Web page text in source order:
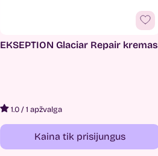
EKSEPTION Glaciar Repair kremas
1.0/1 apžvalga
Kaina tik prisijungus